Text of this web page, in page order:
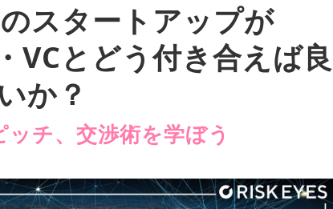
スタートアップが
VCとどう付き合えば良
いか？
チ、交渉術を学ぼう